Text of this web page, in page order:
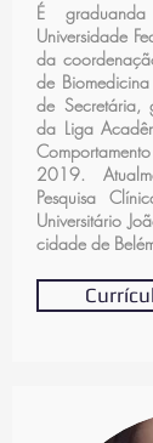
É
Universidade
da
de
de
da Liga
2019.
Pesquisa
Universitário
cidade de